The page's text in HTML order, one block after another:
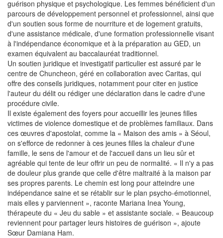
guérison physique et psychologique. Les femmes bénéficient d'un
parcours de développement personnel et professionnel, ainsi que
d'un soutien sous forme de nourriture et de logement gratuits,
d'une assistance médicale, d'une formation professionnelle visant
à l'indépendance économique et à la préparation au GED, un
examen équivalent au baccalauréat traditionnel.
Un soutien juridique et investigatif particulier est assuré par le
centre de Chuncheon, géré en collaboration avec Caritas, qui
offre des conseils juridiques, notamment pour citer en justice
l'auteur du délit ou rédiger une déclaration dans le cadre d'une
procédure civile.
Il existe également des foyers pour accueillir les jeunes filles
victimes de violence domestique et de problèmes familiaux. Dans
ces œuvres d'apostolat, comme la « Maison des amis » à Séoul,
on s'efforce de redonner à ces jeunes filles la chaleur d'une
famille, le sens de l'amour et de l'accueil dans un lieu sûr et
agréable qui tente de leur offrir un peu de normalité. « Il n'y a pas
de douleur plus grande que celle d'être maltraité à la maison par
ses propres parents. Le chemin est long pour atteindre une
indépendance saine et se rétablir sur le plan psycho-émotionnel,
mais elles y parviennent », raconte Mariana Inea Young,
thérapeute du « Jeu du sable » et assistante sociale. « Beaucoup
reviennent pour partager leurs histoires de guérison », ajoute
Sœur Damiana Ham.